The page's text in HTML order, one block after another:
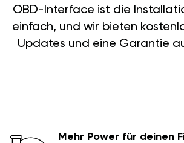
OBD-Interface ist die
einfach, und wir bieten
Updates und eine Garantie
Mehr Power für deinen